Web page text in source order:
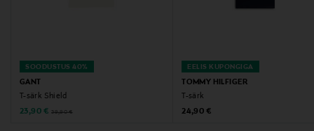
SOODUSTUS 40%
GANT
T-särk Shield
Discounted Price
23,90 € Original Price
39,90 €
EELIS KUPONGIGA
TOMMY HILFIGER
T-särk
Original Price
24,90 €